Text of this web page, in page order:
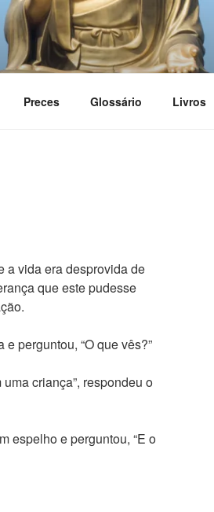
Preces Glossário Livros
a vida era desprovida de
que este pudesse
perguntou, “O que vês?”
criança”, respondeu o
espelho e perguntou, “E o